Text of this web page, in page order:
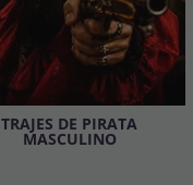
TRAJES DE PIRATA
MASCULINO